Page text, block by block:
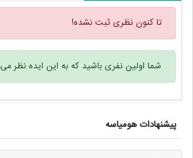
پیشنهادات هومیاسه
تا کنون نظری ثبت نشده!
شما اولین نفری باشید که به این ایده نظر